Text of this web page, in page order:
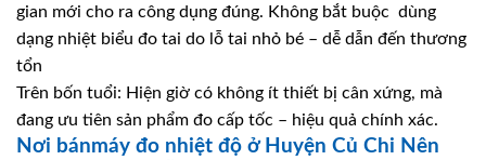
gian mới cho ra công dụng đúng. Không bắt buộc dùng
dạng nhiệt biểu đo tai do lỗ tai nhỏ bé – dễ dẫn đến thương
tổn
Trên bốn tuổi: Hiện giờ có không ít thiết bị cân xứng, mà
đang ưu tiên sản phẩm đo cấp tốc – hiệu quả chính xác.
Nơi bánmáy đo nhiệt độ ở Huyện Củ Chi Nên